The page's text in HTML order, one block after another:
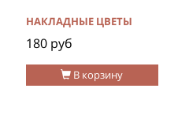
В корзину
НАКЛАДНЫЕ ЦВЕТЫ
180 руб